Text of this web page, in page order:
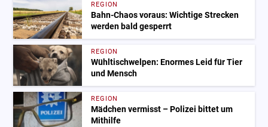
REGION
Bahn-Chaos voraus: Wichtige Strecken
werden bald gesperrt
REGION
Wühltischwelpen: Enormes Leid für Tier
und Mensch
REGION
Mädchen vermisst – Polizei bittet um
Mithilfe